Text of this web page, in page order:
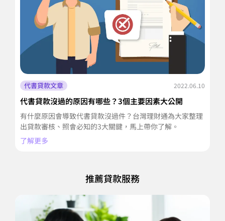
代書貸款文章 2022.06.10
代書貸款沒過的原因有哪些？3個主要因素大公開
有什麼原因會導致代書貸款沒過件？台灣理財通為大家整理
出貸款審核、照會必知的3大關鍵，馬上帶你了解。
了解更多
推薦貸款服務